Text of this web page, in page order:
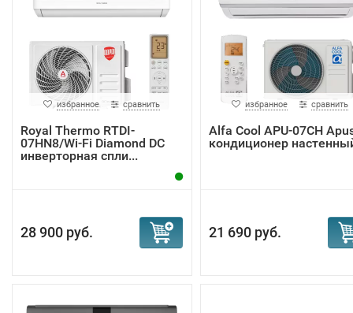
избранное сравнить
Royal Thermo RTDI-
07HN8/Wi-Fi Diamond DC
инверторная спли...
28 900 руб.
избранное сравнить
Alfa Cool APU-07CH
кондиционер
21 690 руб.